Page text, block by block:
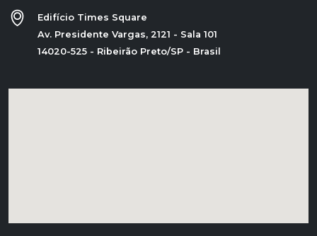
Edifício Times Square
Av. Presidente Vargas, 2121 - Sala 101
14020-525 - Ribeirão Preto/SP - Brasil